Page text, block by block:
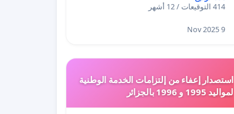
414 التوقيعات / 12 أشهر
9 Nov 2025
استصدار إعفاء من إلتزامات الخدمة الوطنية
لمواليد 1995 و 1996 بالجزائر